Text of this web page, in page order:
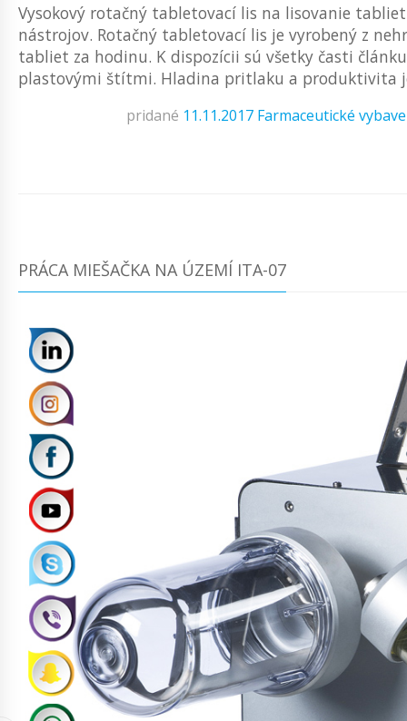
Vysokový rotačný tabletovací lis na lisovanie
nástrojov. Rotačný tabletovací lis je vyrobený z
tabliet za hodinu. K dispozícii sú všetky časti
plastovými štítmi. Hladina pritlaku a produktivita
pridané 11.11.2017 Farmaceutické
PRÁCA MIEŠAČKA NA ÚZEMÍ ITA-07